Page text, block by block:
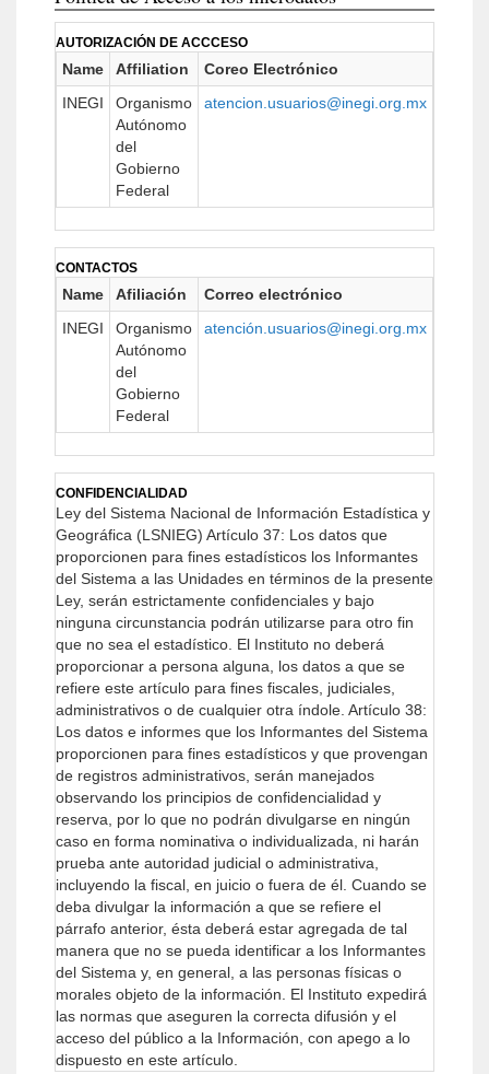
AUTORIZACIÓN DE ACCCESO
Name Affiliation Coreo Electrónico
INEGI
Organismo
Autónomo
del
Gobierno
Federal
atencion.usuarios@inegi.org.mx
CONTACTOS
Name Afiliación Correo electrónico
INEGI
Organismo
Autónomo
del
Gobierno
Federal
atención.usuarios@inegi.org.mx
CONFIDENCIALIDAD
Ley del Sistema Nacional de Información Estadística y
Geográfica (LSNIEG) Artículo 37: Los datos que
proporcionen para fines estadísticos los Informantes
del Sistema a las Unidades en términos de la presente
Ley, serán estrictamente confidenciales y bajo
ninguna circunstancia podrán utilizarse para otro fin
que no sea el estadístico. El Instituto no deberá
proporcionar a persona alguna, los datos a que se
refiere este artículo para fines fiscales, judiciales,
administrativos o de cualquier otra índole. Artículo 38:
Los datos e informes que los Informantes del Sistema
proporcionen para fines estadísticos y que provengan
de registros administrativos, serán manejados
observando los principios de confidencialidad y
reserva, por lo que no podrán divulgarse en ningún
caso en forma nominativa o individualizada, ni harán
prueba ante autoridad judicial o administrativa,
incluyendo la fiscal, en juicio o fuera de él. Cuando se
deba divulgar la información a que se refiere el
párrafo anterior, ésta deberá estar agregada de tal
manera que no se pueda identificar a los Informantes
del Sistema y, en general, a las personas físicas o
morales objeto de la información.
El Instituto expedirá
las normas que aseguren la correcta difusión y el
acceso del público a la Información, con apego a lo
dispuesto en este artículo.